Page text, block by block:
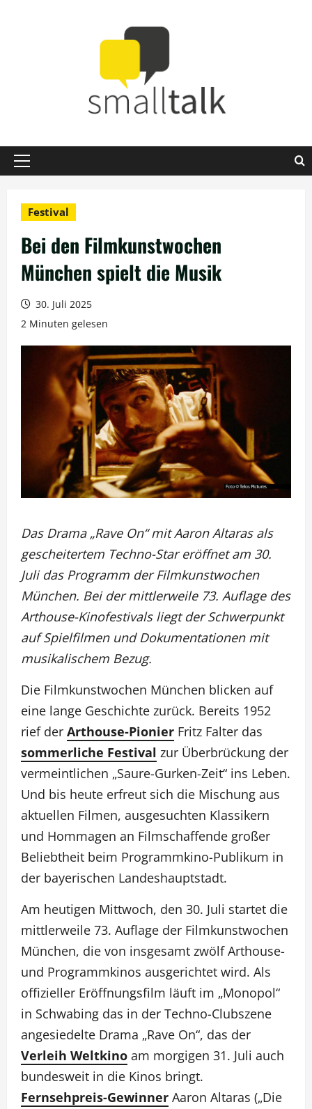
Primäres
Festival
Bei den Filmkunstwochen
München spielt die Musik
30. Juli 2025
2 Minuten gelesen
Das Drama „Rave On“ mit Aaron Altaras als
gescheitertem Techno-Star eröffnet am 30.
Juli das Programm der Filmkunstwochen
München. Bei der mittlerweile 73. Auflage des
Arthouse-Kinofestivals liegt der Schwerpunkt
auf Spielfilmen und Dokumentationen mit
musikalischem Bezug.
Die Filmkunstwochen München blicken auf
eine lange Geschichte zurück. Bereits 1952
rief der Arthouse-Pionier Fritz Falter das
sommerliche Festival zur Überbrückung der
vermeintlichen „Saure-Gurken-Zeit“ ins Leben.
Und bis heute erfreut sich die Mischung aus
aktuellen Filmen, ausgesuchten Klassikern
und Hommagen an Filmschaffende großer
Beliebtheit beim Programmkino-Publikum in
der bayerischen Landeshauptstadt.
Am heutigen Mittwoch, den 30. Juli startet die
mittlerweile 73. Auflage der Filmkunstwochen
München, die von insgesamt zwölf Arthouse-
und Programmkinos ausgerichtet wird. Als
offizieller Eröffnungsfilm läuft im „Monopol“
in Schwabing das in der Techno-Clubszene
angesiedelte Drama „Rave On“, das der
Verleih Weltkino am morgigen 31. Juli auch
bundesweit in die Kinos bringt.
Fernsehpreis-Gewinner Aaron Altaras („Die